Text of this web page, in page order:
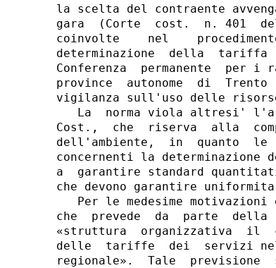
la scelta del contraente
gara  (Corte  cost.  n. 401
coinvolte    nel
determinazione  della
Conferenza  permanente
province  autonome  di
vigilanza sull'uso delle
La  norma viola altresi'
Cost.,  che  riserva  alla
dell'ambiente,  in  quanto
concernenti la
a  garantire standard
che devono garantire
Per le medesime motivazioni
che  prevede  da  parte  della
«struttura  organizzativa  il
delle  tariffe  dei  servizi
regionale».  Tale